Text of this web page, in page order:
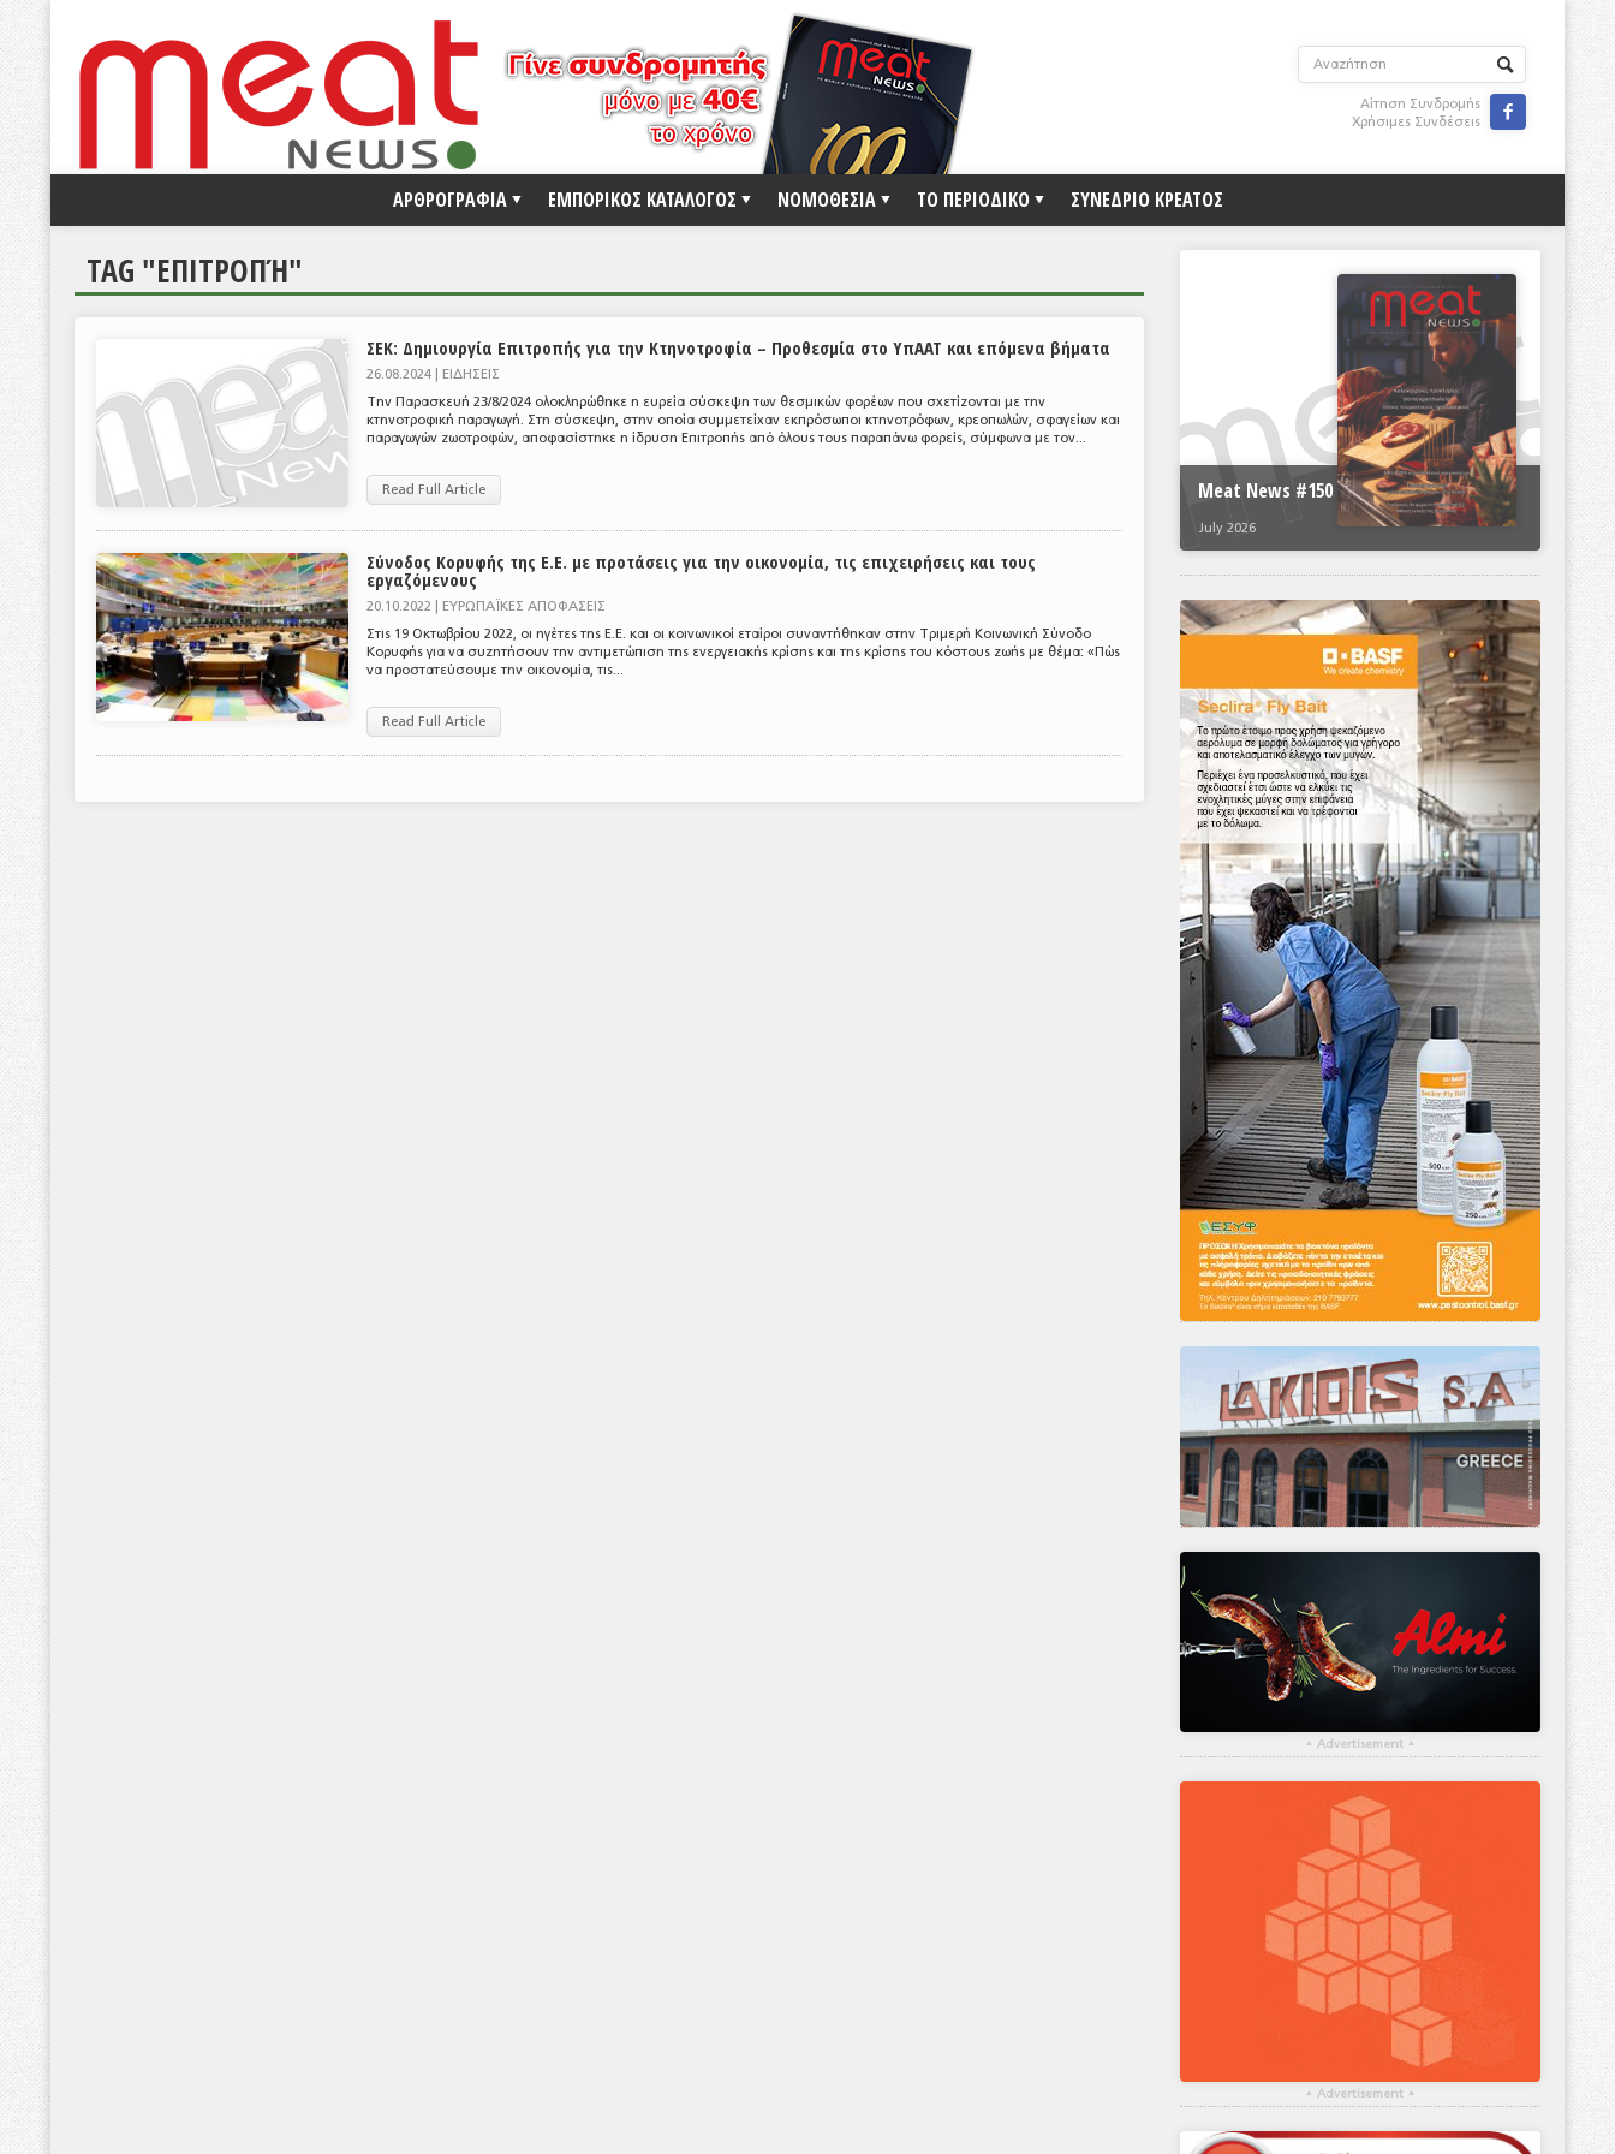
Αίτηση Συνδρομής
Χρήσιμες Συνδέσεις

ΑΡΘΡΟΓΡΑΦΙΑ ΕΜΠΟΡΙΚΟΣ ΚΑΤΑΛΟΓΟΣ ΝΟΜΟΘΕΣΙΑ ΤΟ ΠΕΡΙΟΔΙΚΟ ΣΥΝΕΔΡΙΟ ΚΡΕΑΤΟΣ
TAG "ΕΠΙΤΡΟΠΉ"
ΣΕΚ: Δημιουργία Επιτροπής για την Κτηνοτροφία – Προθεσμία στο ΥπΑΑΤ και επόμενα βήματα
26.08.2024 | ΕΙΔΗΣΕΙΣ
Την Παρασκευή 23/8/2024 ολοκληρώθηκε η ευρεία σύσκεψη των θεσμικών φορέων που σχετίζονται με την
κτηνοτροφική παραγωγή. Στη σύσκεψη, στην οποία συμμετείχαν εκπρόσωποι κτηνοτρόφων, κρεοπωλών, σφαγείων και
παραγωγών ζωοτροφών, αποφασίστηκε η ίδρυση Επιτροπής από όλους τους παραπάνω φορείς, σύμφωνα με τον...
Read Full Article
Σύνοδος Κορυφής της Ε.Ε. με προτάσεις για την οικονομία, τις επιχειρήσεις και τους
εργαζόμενους
20.10.2022 | ΕΥΡΩΠΑΪΚΕΣ ΑΠΟΦΑΣΕΙΣ
Στις 19 Οκτωβρίου 2022, οι ηγέτες της Ε.Ε. και οι κοινωνικοί εταίροι συναντήθηκαν στην Τριμερή Κοινωνική Σύνοδο
Κορυφής για να συζητήσουν την αντιμετώπιση της ενεργειακής κρίσης και της κρίσης του κόστους ζωής με θέμα: «Πώς
να προστατεύσουμε την οικονομία, τις...
Read Full Article
Meat News #150
July 2026
▴ Advertisement ▴
▴ Advertisement ▴